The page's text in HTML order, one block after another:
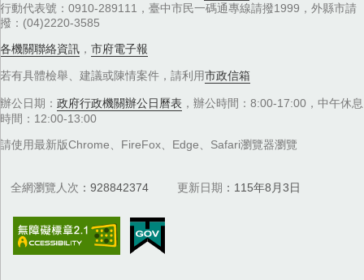
行動代表號：0910-289111，臺中市民一碼通專線請撥1999，外縣市請
撥：(04)2220-3585
各機關聯絡資訊 ， 市府電子報
若有具體檢舉、建議或陳情案件，請利用市政信箱
辦公日期： 政府行政機關辦公日曆表 ，辦公時間：8:00-17:00，中午休息
時間：12:00-13:00
請使用最新版Chrome、FireFox、Edge、Safari瀏覽器瀏覽
全網瀏覽人次 928842374 更新日期 115年8月3日